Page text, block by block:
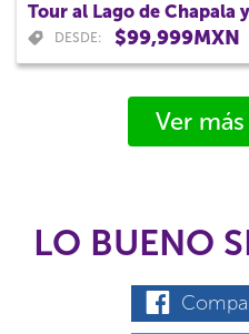
Tour al Lago de Chapala
DESDE: $99,999MXN
Ver
LO BUENO